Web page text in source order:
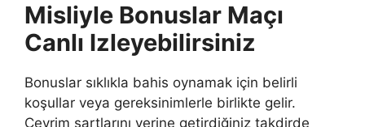
Misliyle Bonuslar Maçı
Canlı Izleyebilirsiniz
Bonuslar sıklıkla bahis oynamak için belirli
koşullar veya gereksinimlerle birlikte gelir.
Çevrim şartlarını yerine getirdiğiniz takdirde